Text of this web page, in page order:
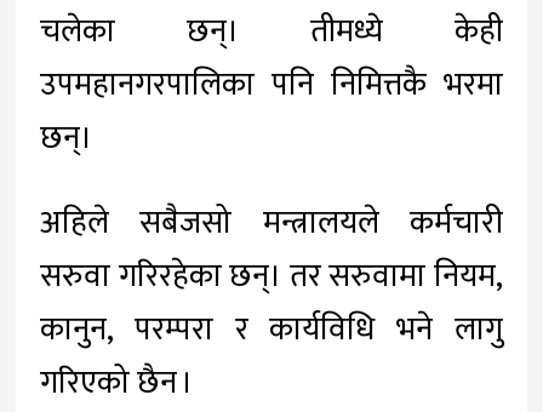
चलेका छन्। तीमध्ये केही
उपमहानगरपालिका पनि निमित्तकै भरमा
छन्।
अहिले सबैजसो मन्त्रालयले कर्मचारी
सरुवा गरिरहेका छन्। तर सरुवामा नियम,
कानुन, परम्परा र कार्यविधि भने लागु
गरिएको छैन ।